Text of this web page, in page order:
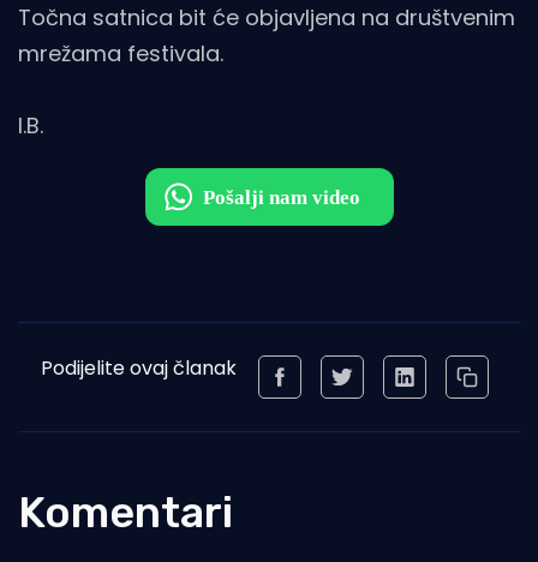
Točna satnica bit će objavljena na društvenim
mrežama festivala.
I.B.
Podijelite ovaj članak
Komentari